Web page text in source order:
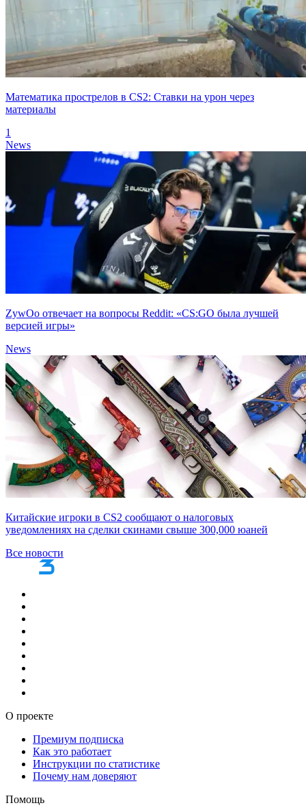
Математика прострелов в CS2: Ставки на урон через
материалы
1
News
ZywOo отвечает на вопросы Reddit: «CS:GO была лучшей
версией игры»
News
Китайские игроки в CS2 сообщают о налоговых
уведомлениях на сделки скинами свыше 300,000 юаней
Все новости
О проекте
Премиум подписка
Как это работает
Инструкции по статистике
Почему нам доверяют
Помощь